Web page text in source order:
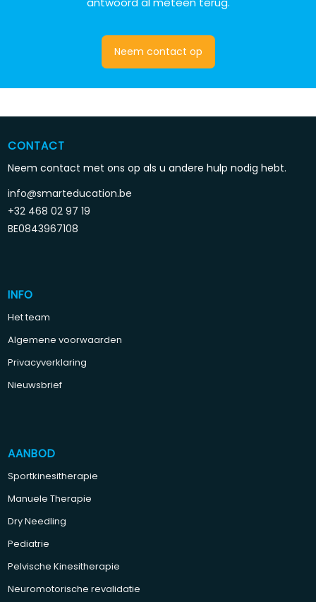
Neem contact op
CONTACT
Neem contact met ons op als u andere hulp nodig hebt.
info@smarteducation.be
+32 468 02 97 19
BE0843967108
INFO
Het team
Algemene voorwaarden
Privacyverklaring
Nieuwsbrief
AANBOD
Sportkinesitherapie
Manuele Therapie
Dry Needling
Pediatrie
Pelvische Kinesitherapie
Neuromotorische revalidatie